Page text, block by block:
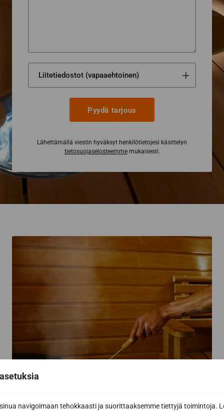
navigoimaan tehokkaasti ja suorittaaksemme tiettyjä toimintoja.
Pyydä tarjous
Lähettämällä viestin hyväksyt henkilötietojesi käsittelyn
tietosuojaselosteemmemukaisesti.